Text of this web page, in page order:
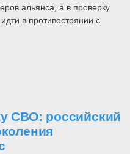
альянса, а в проверку
в противостоянии с
СВО: российский